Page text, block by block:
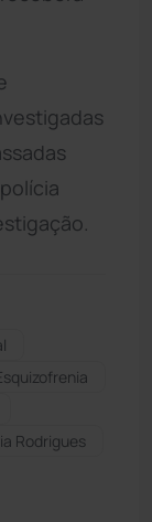
Rodrigues